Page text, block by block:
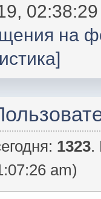
на
1323.
am)